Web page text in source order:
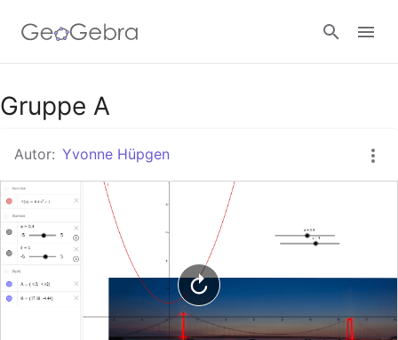
Google Classroom
GeoGebra Classroom
Anmelden
Gruppe A
Autor: Yvonne Hüpgen